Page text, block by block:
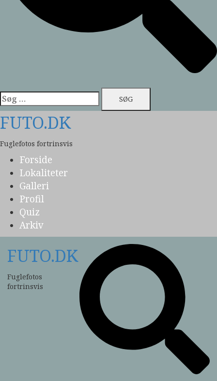
Søg
efter:
FUTO.DK
Fuglefotos fortrinsvis
Forside
Lokaliteter
Galleri
Profil
Quiz
Arkiv
FUTO.DK
Fuglefotos
fortrinsvis